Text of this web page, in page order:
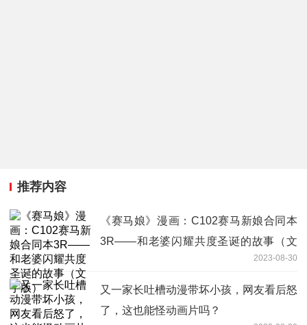
推荐内容
《赛马娘》漫画：C102赛马新娘合同本
3R——和老婆闪耀共度圣诞的故事（文
2023-08-30
又一家长吐槽动漫带坏小孩，网友看后怒
了，这也能怪动画片吗？